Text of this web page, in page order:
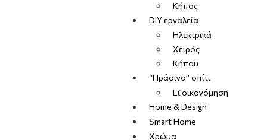
Κήπος
DIY εργαλεία
Ηλεκτρικά
Χειρός
Κήπου
“Πράσινο” σπίτι
Εξοικονόμηση
Home & Design
Smart Home
Χρώμα